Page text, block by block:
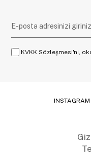
KVKK Sözleşmesi'ni,
INSTAGRAM